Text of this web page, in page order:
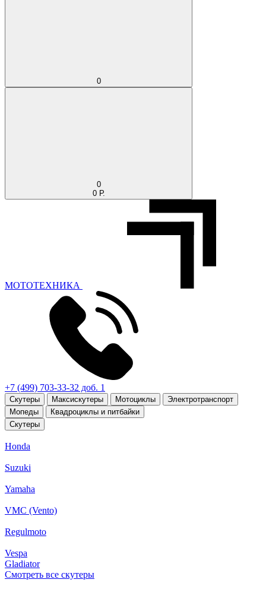
0
0
0 Р.
МОТОТЕХНИКА
+7 (499) 703-33-32 доб. 1
Скутеры Максискутеры Мотоциклы
Электротранспорт
Мопеды
Квадроциклы и питбайки
Скутеры
Honda
Suzuki
Yamaha
VMC (Vento)
Regulmoto
Vespa
Gladiator
Смотреть все скутеры